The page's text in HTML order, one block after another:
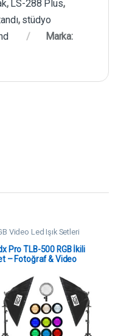
, LS-288 Plus,
, stüdyo
Marka:
Video Led Işık Setleri
Pro TLB-500 RGB İkili
– Fotoğraf & Video